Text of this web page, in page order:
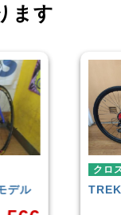
ます
FX3 Disc 2019年